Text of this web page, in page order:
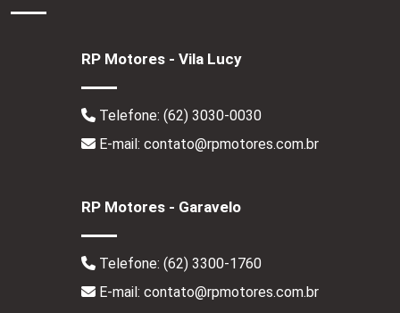
RP Motores - Vila Lucy
Telefone: (62) 3030-0030
E-mail: contato@rpmotores.com.br
RP Motores - Garavelo
Telefone: (62) 3300-1760
E-mail: contato@rpmotores.com.br